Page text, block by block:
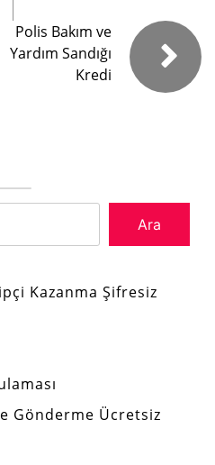
Polis Bakım ve
Yardım Sandığı
Kredi
Ara
Kazanma Şifresiz
Gönderme Ücretsiz